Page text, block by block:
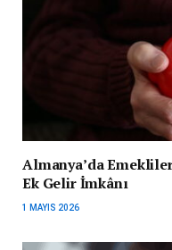
Almanya’da
Ek Gelir İmkânı
1 MAYIS 2026